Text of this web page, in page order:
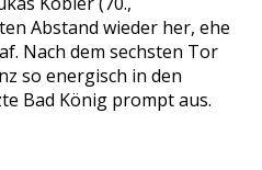
Abstand wieder her, ehe
Nach dem sechsten Tor
so energisch in den
Bad König prompt aus.